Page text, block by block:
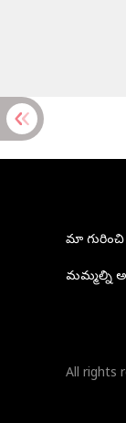
మా గురించి
మమ్మల్ని
All rights